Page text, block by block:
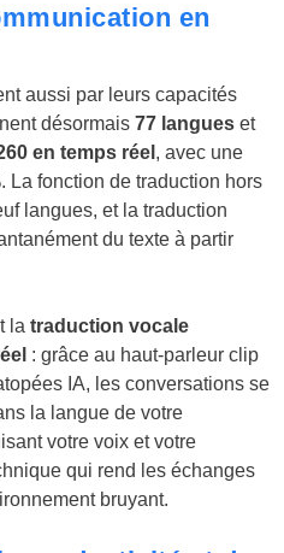
en
aussi par leurs capacités
désormais77 langues et
en temps réel , avec une
La fonction de traduction hors
langues, et la traduction
du texte à partir
latraduction vocale
: grâce au haut-parleur clip
IA, les conversations se
la langue de votre
votre voix et votre
qui rend les échanges
bruyant.